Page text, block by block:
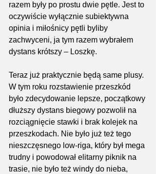
razem były po prostu dwie pętle. Jest to
oczywiście wyłącznie subiektywna
opinia i miłośnicy pętli byliby
zachwyceni, ja tym razem wybrałem
dystans krótszy – Loszkę.
Teraz już praktycznie będą same plusy.
W tym roku rozstawienie przeszkód
było zdecydowanie lepsze, początkowy
dłuższy dystans biegowy pozwolił na
rozciągnięcie stawki i brak kolejek na
przeszkodach. Nie było już też tego
nieszczęsnego low-riga, który był mega
trudny i powodował elitarny piknik na
trasie, nie było też windy do nieba,